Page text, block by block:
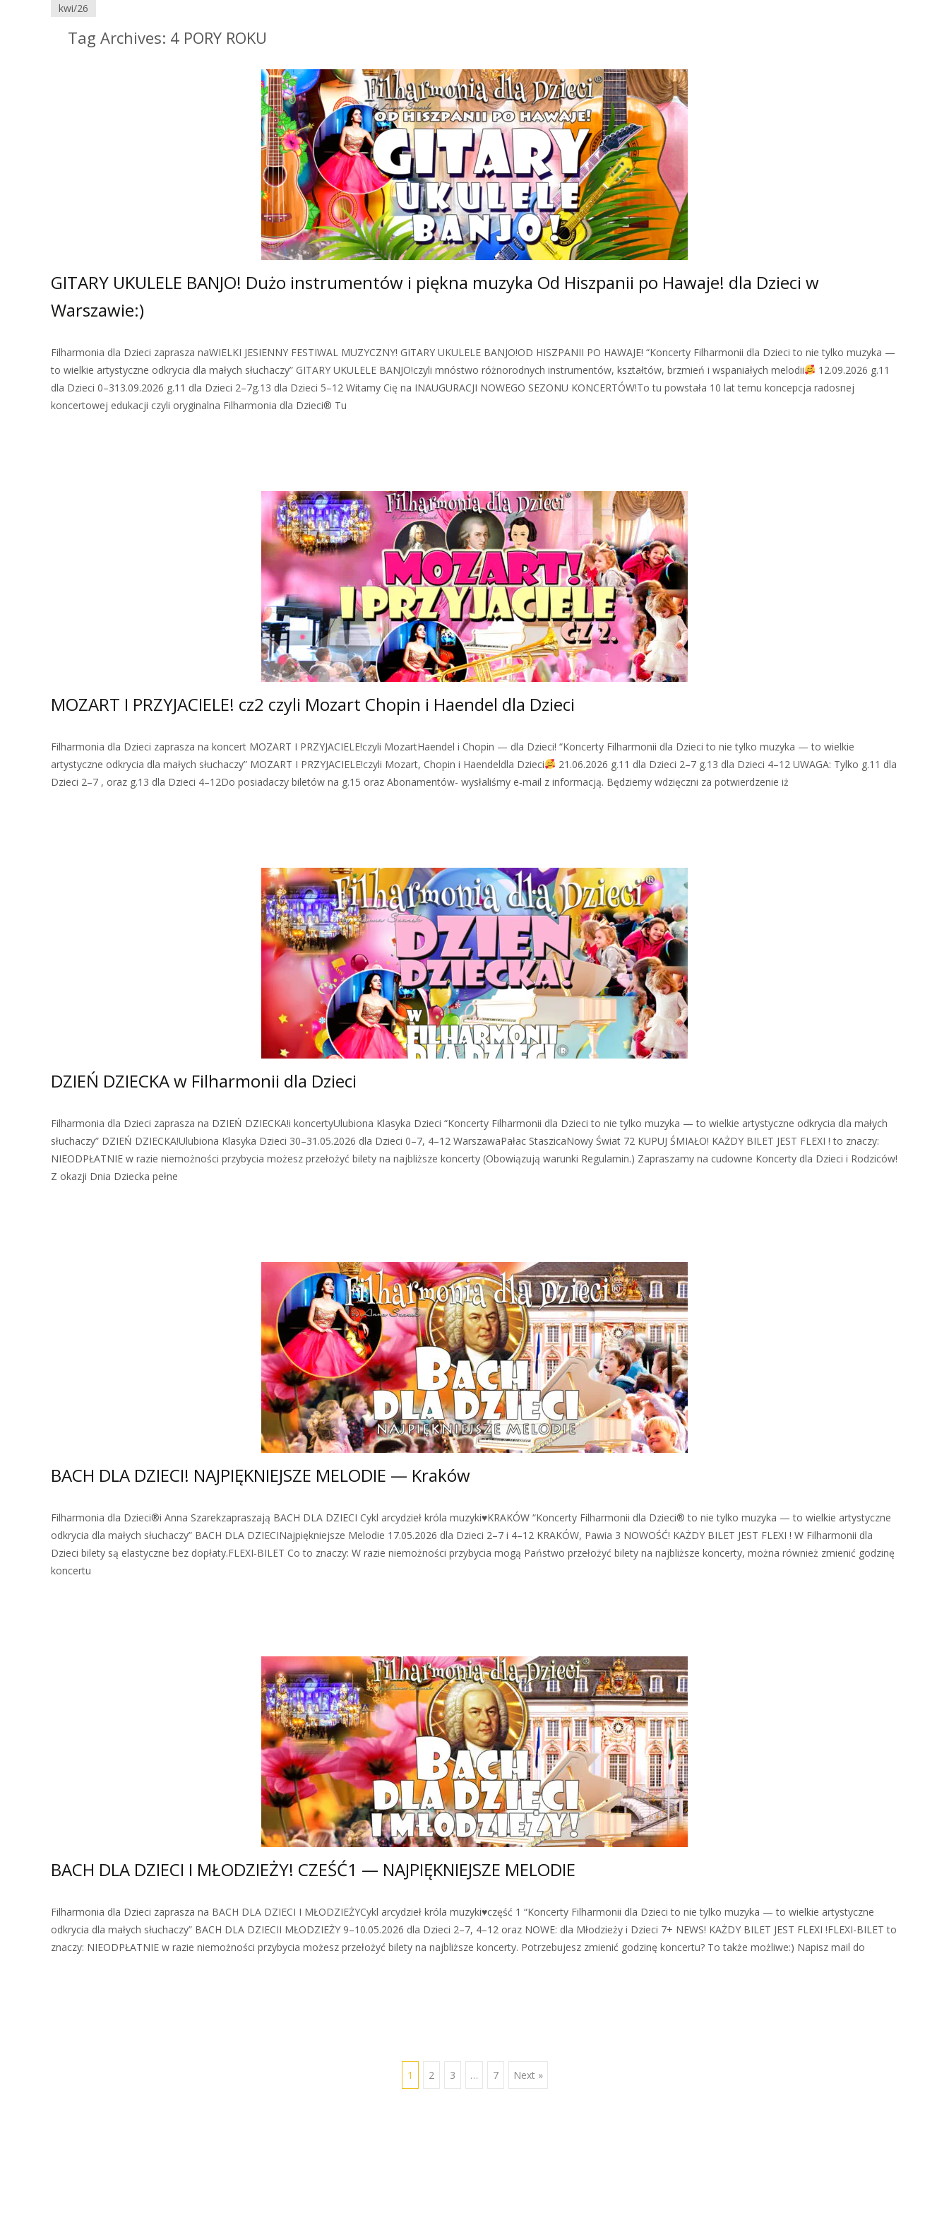
Tag Archives: 4 PORY ROKU
lip/26
GITARY UKULELE BANJO! Dużo instrumentów i piękna muzyka Od Hiszpanii po Hawaje! dla Dzieci w
Warszawie:)
Filharmonia dla Dzieci zaprasza naWIELKI JESIENNY FESTIWAL MUZYCZNY! GITARY UKULELE BANJO!OD HISZPANII PO HAWAJE! “Koncerty Filharmonii dla Dzieci to nie tylko muzyka —
to wielkie artystyczne odkrycia dla małych słuchaczy” GITARY UKULELE BANJO!czyli mnóstwo różnorodnych instrumentów, kształtów, brzmień i wspaniałych melodii
12.09.2026 g.11
dla Dzieci 0–313.09.2026 g.11 dla Dzieci 2–7g.13 dla Dzieci 5–12 Witamy Cię na INAUGURACJI NOWEGO SEZONU KONCERTÓW!To tu powstała 10 lat temu koncepcja radosnej
koncertowej edukacji czyli oryginalna Filharmonia dla Dzieci® Tu
cze/26
MOZART I PRZYJACIELE! cz2 czyli Mozart Chopin i Haendel dla Dzieci
Filharmonia dla Dzieci zaprasza na koncert MOZART I PRZYJACIELE!czyli MozartHaendel i Chopin — dla Dzieci! “Koncerty Filharmonii dla Dzieci to nie tylko muzyka — to wielkie
artystyczne odkrycia dla małych słuchaczy” MOZART I PRZYJACIELE!czyli Mozart, Chopin i Haendeldla Dzieci
21.06.2026 g.11 dla Dzieci 2–7 g.13 dla Dzieci 4–12 UWAGA: Tylko g.11 dla
Dzieci 2–7 , oraz g.13 dla Dzieci 4–12Do posiadaczy biletów na g.15 oraz Abonamentów- wysłaliśmy e‑mail z informacją. Będziemy wdzięczni za potwierdzenie iż
maj/26
DZIEŃ DZIECKA w Filharmonii dla Dzieci
Filharmonia dla Dzieci zaprasza na DZIEŃ DZIECKA!i koncertyUlubiona Klasyka Dzieci “Koncerty Filharmonii dla Dzieci to nie tylko muzyka — to wielkie artystyczne odkrycia dla małych
słuchaczy” DZIEŃ DZIECKA!Ulubiona Klasyka Dzieci 30–31.05.2026 dla Dzieci 0–7, 4–12 WarszawaPałac StaszicaNowy Świat 72 KUPUJ ŚMIAŁO! KAŻDY BILET JEST FLEXI ! to znaczy:
NIEODPŁATNIE w razie niemożności przybycia możesz przełożyć bilety na najbliższe koncerty (Obowiązują warunki Regulamin.) Zapraszamy na cudowne Koncerty dla Dzieci i Rodziców!
Z okazji Dnia Dziecka pełne
kwi/26
BACH DLA DZIECI! NAJPIĘKNIEJSZE MELODIE — Kraków
Filharmonia dla Dzieci®i Anna Szarekzapraszają BACH DLA DZIECI Cykl arcydzieł króla muzyki♥KRAKÓW “Koncerty Filharmonii dla Dzieci® to nie tylko muzyka — to wielkie artystyczne
odkrycia dla małych słuchaczy” BACH DLA DZIECINajpiękniejsze Melodie 17.05.2026 dla Dzieci 2–7 i 4–12 KRAKÓW, Pawia 3 NOWOŚĆ! KAŻDY BILET JEST FLEXI ! W Filharmonii dla
Dzieci bilety są elastyczne bez dopłaty.FLEXI-BILET Co to znaczy: W razie niemożności przybycia mogą Państwo przełożyć bilety na najbliższe koncerty, można również zmienić godzinę
koncertu
kwi/26
BACH DLA DZIECI I MŁODZIEŻY! CZEŚĆ1 — NAJPIĘKNIEJSZE MELODIE
Filharmonia dla Dzieci zaprasza na BACH DLA DZIECI I MŁODZIEŻYCykl arcydzieł króla muzyki♥część 1 “Koncerty Filharmonii dla Dzieci to nie tylko muzyka — to wielkie artystyczne
odkrycia dla małych słuchaczy” BACH DLA DZIECII MŁODZIEŻY 9–10.05.2026 dla Dzieci 2–7, 4–12 oraz NOWE: dla Młodzieży i Dzieci 7+ NEWS! KAŻDY BILET JEST FLEXI !FLEXI-BILET to
znaczy: NIEODPŁATNIE w razie niemożności przybycia możesz przełożyć bilety na najbliższe koncerty. Potrzebujesz zmienić godzinę koncertu? To także możliwe:) Napisz mail do
1 2 3 … 7 Next »